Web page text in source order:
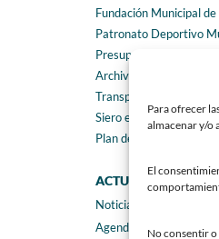
Para ofrecer
almacenar y/o
El
No consentir
Fundación Municipal
Patronato Deportivo
Presupuestos
Archivo municipal
Transparencia
Siero en Cifras
Plan de igualdad
ACTUALIDAD
Noticias
Agenda